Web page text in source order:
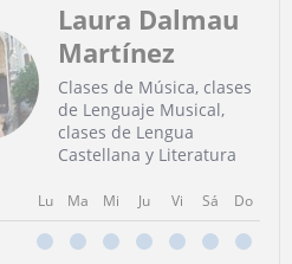
Laura Dalmau
Martínez
Clases de Música, clases
de Lenguaje Musical,
clases de Lengua
Castellana y Literatura
Lu Ma Mi Ju Vi Sá Do